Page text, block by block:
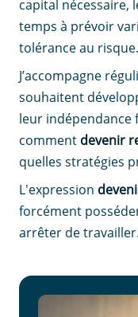
capital nécessaire,
temps à prévoir
tolérance au risque.
J’accompagne
souhaitent
leur indépendance
comment devenir
quelles stratégies
L'expression
forcément
arrêter de travailler.